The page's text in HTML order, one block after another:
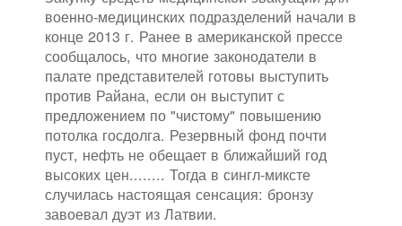
военно-медицинских подразделений начали в
конце 2013 г. Ранее в американской прессе
сообщалось, что многие законодатели в
палате представителей готовы выступить
против Райана, если он выступит с
предложением по "чистому" повышению
потолка госдолга. Резервный фонд почти
пуст, нефть не обещает в ближайший год
высоких цен........ Тогда в сингл-миксте
случилась настоящая сенсация: бронзу
завоевал дуэт из Латвии.